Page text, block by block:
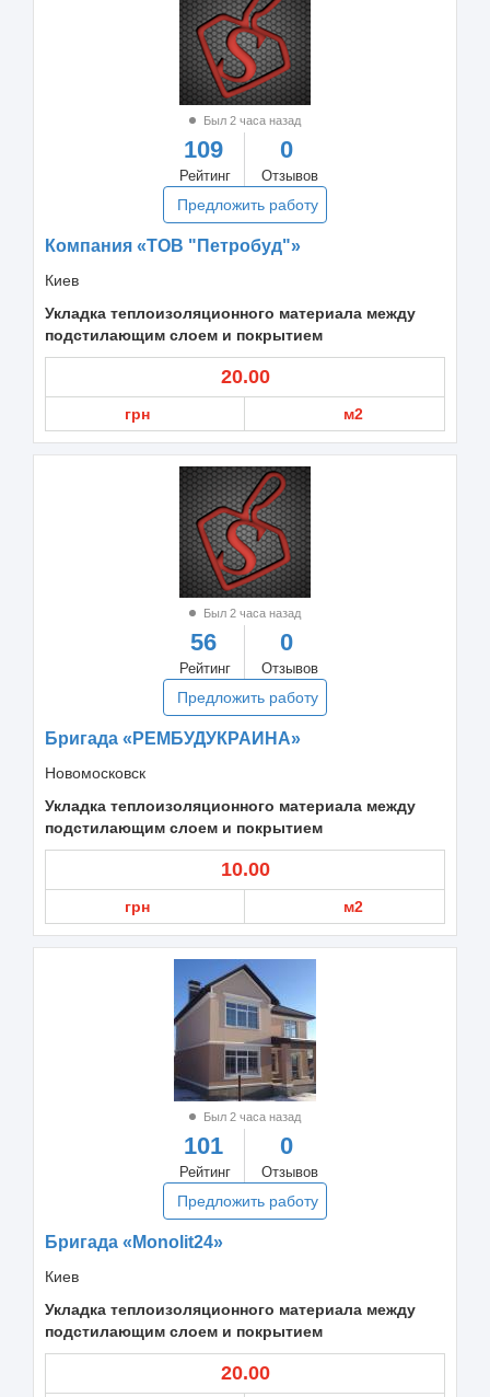
Был 2 часа назад
109
Рейтинг
0
Отзывов
Предложить работу
Компания «ТОВ "Петробуд"»
Киев
Укладка теплоизоляционного материала между
подстилающим слоем и покрытием
20.00
грн м2
Был 2 часа назад
56
Рейтинг
0
Отзывов
Предложить работу
Бригада «РЕМБУДУКРАИНА»
Новомосковск
Укладка теплоизоляционного материала между
подстилающим слоем и покрытием
10.00
грн м2
Был 2 часа назад
101
Рейтинг
0
Отзывов
Предложить работу
Бригада «Monolit24»
Киев
Укладка теплоизоляционного материала между
подстилающим слоем и покрытием
20.00